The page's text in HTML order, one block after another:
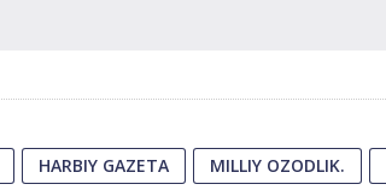
HARBIY GAZETA MILLIY OZODLIK.